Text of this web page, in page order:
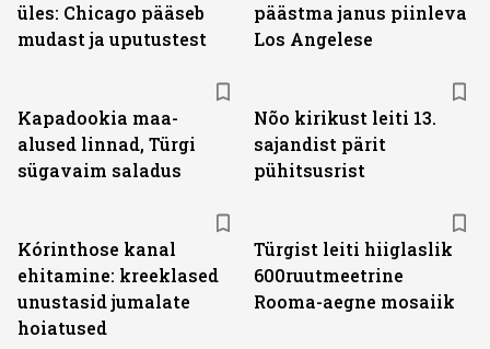
üles: Chicago pääseb
mudast ja uputustest
päästma janus piinleva
Los Angelese
Kapadookia maa-
alused linnad, Türgi
sügavaim saladus
Nõo kirikust leiti 13.
sajandist pärit
pühitsusrist
Kórinthose kanal
ehitamine: kreeklased
unustasid jumalate
hoiatused
Türgist leiti hiiglaslik
600ruutmeetrine
Rooma-aegne mosaiik